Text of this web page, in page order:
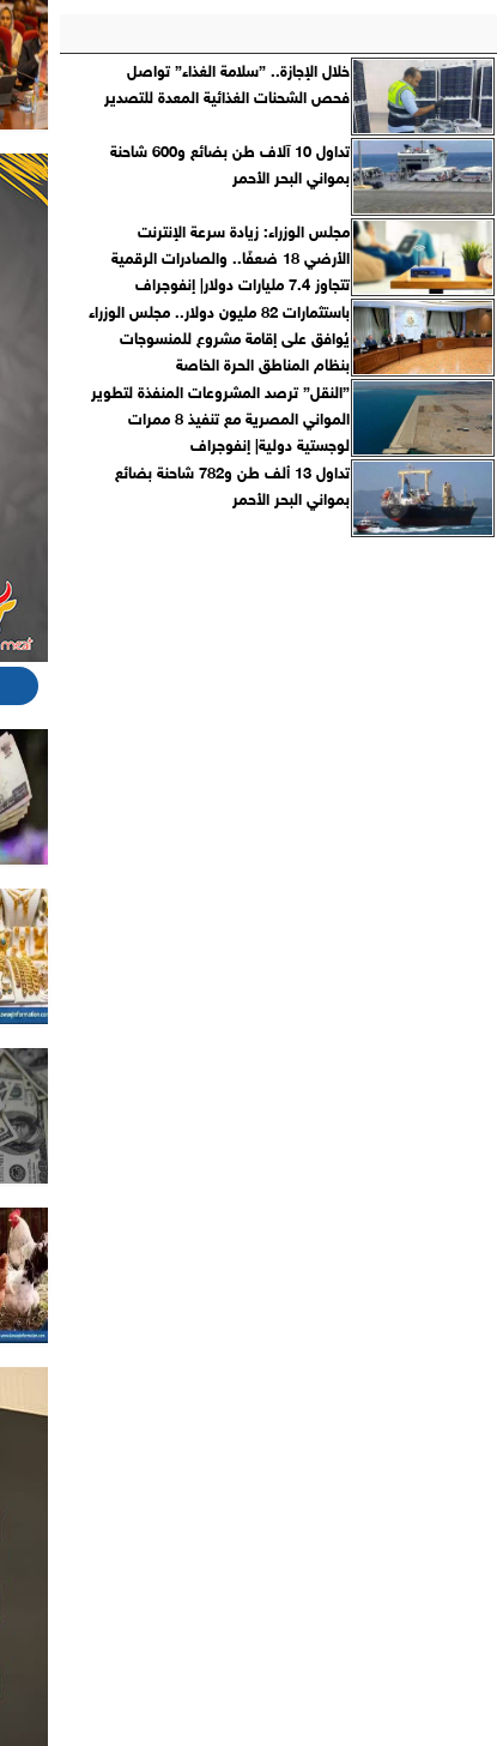
خلال الإجازة.. ”سلامة الغذاء” تواصل
فحص الشحنات الغذائية المعدة للتصدير
تداول 10 آلاف طن بضائع و600 شاحنة
بمواني البحر الأحمر
مجلس الوزراء: زيادة سرعة الإنترنت
الأرضي 18 ضعفًا.. والصادرات الرقمية
تتجاوز 7.4 مليارات دولار| إنفوجراف
باستثمارات 82 مليون دولار.. مجلس الوزراء
يُوافق على إقامة مشروع للمنسوجات
بنظام المناطق الحرة الخاصة
”النقل” ترصد المشروعات المنفذة لتطوير
المواني المصرية مع تنفيذ 8 ممرات
لوجستية دولية| إنفوجراف
تداول 13 ألف طن و782 شاحنة بضائع
بمواني البحر الأحمر